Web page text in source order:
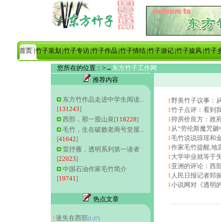
首页 |竹子策划 |竹子专访 |竹子作品 |竹子情结 |竹子游记 |竹子旋风 |竹子
您所在的位置：>→ 东方竹子
推荐内容
东方竹作品走进中学生阅读...
[131243]
西部，那一股山泉[118228]
毛竹，生在破败老商号堂屋...
[41642]
雷抒雁，透明系列第一读者
[22023]
中国石油作家毛竹简介
[19741]
热点文章
1迷失在西部(1-27)
1野美竹子议事：
1竹子点评：看到
1抑房价良方：政
1从“劳伦斯魔咒
1毛竹说说琼瑶和
1作家毛竹提醒,地
1大学毕业就等于
1亚洲的评论：西
1 人民日报记者郅
1小说网对《透明